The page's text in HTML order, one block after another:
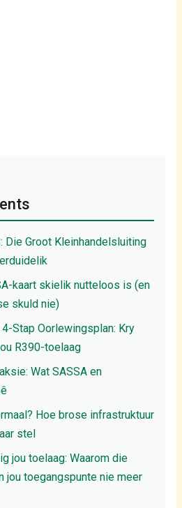
Die Groot Kleinhandelsluiting
kaart skielik nutteloos is (en
skuld nie)
Stap Oorlewingsplan: Kry
R390-toelaag
Wat SASSA en
Hoe brose infrastruktuur
stel
jou toelaag: Waarom die
jou toegangspunte nie meer